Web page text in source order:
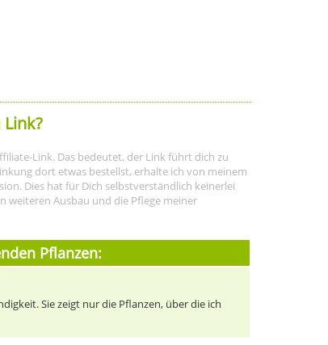
Link. Das bedeutet, der Link führt dich zu
dort etwas bestellst, erhalte ich von meinem
Dies hat für Dich selbstverständlich keinerlei
weiteren Ausbau und die Pflege meiner
Pflanzen:
Sie zeigt nur die Pflanzen, über die ich